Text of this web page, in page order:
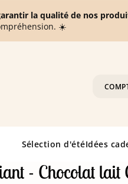
la qualité de nos
☀️
Sélection d'étéIdées
- Chocolat lait